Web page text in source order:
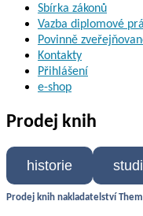
Sbírka zákonů
Vazba diplomové
Povinně
Kontakty
Přihlášení
e-shop
Prodej knih
historie
Prodej knih nakladatelství